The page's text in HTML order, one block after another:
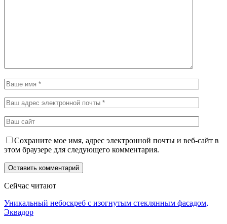
Сохраните мое имя, адрес электронной почты и веб-сайт в
этом браузере для следующего комментария.
Сейчас читают
Уникальный небоскреб с изогнутым стеклянным фасадом,
Эквадор